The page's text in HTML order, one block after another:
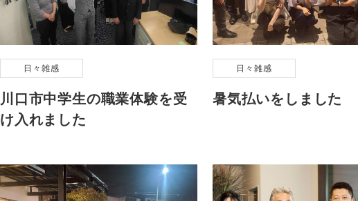
日々雑感
川口市中学生の職業体験を受
け入れました
日々雑感
暑気払いをしました